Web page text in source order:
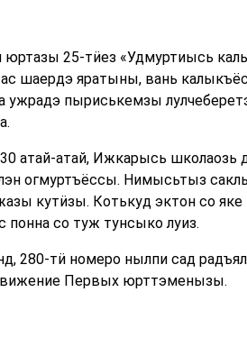
25-тӥез «Удмуртиысь
шаердэ яратыны, вань
пыриськемзы
атай-атай, Ижкарысь
огмуртъёссы. Нимысьтыз
кутӥзы. Котькуд эктон со
со туж тунсыко луиз.
280-тӥ номеро нылпи сад
Первых юрттэменызы.